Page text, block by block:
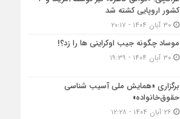
کشور اروپایی کشته شد
۳۰ آبان ۱۴۰۴ - ۲۰:۱۷
موساد چگونه جیب اوکراینی ها را زد؟!
۳۰ آبان ۱۴۰۴ - ۱۹:۳۹
برگزاری «همایش ملی آسیب شناسی
حقوق‌خانواده»
۲۶ آبان ۱۴۰۴ - ۱۲:۲۸